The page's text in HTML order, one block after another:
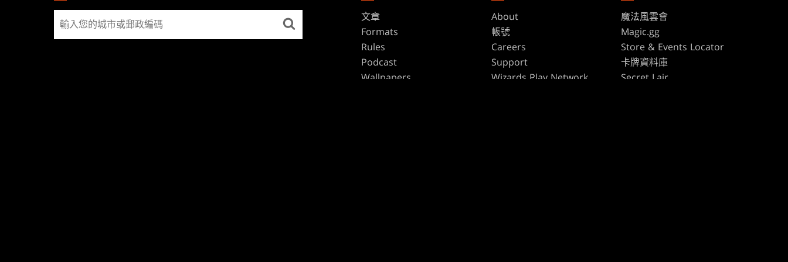
尋
找
文章
Formats
Rules
Podcast
Wallpapers
About
帳號
Careers
Support
Wizards Play Network
魔法風雲會
Magic.gg
Store & Events Locator
卡牌資料庫
Secret Lair